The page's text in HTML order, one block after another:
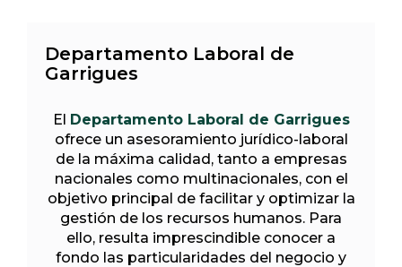
Departamento Laboral de
Garrigues
El Departamento Laboral de Garrigues
ofrece un asesoramiento jurídico-laboral
de la máxima calidad, tanto a empresas
nacionales como multinacionales, con el
objetivo principal de facilitar y optimizar la
gestión de los recursos humanos. Para
ello, resulta imprescindible conocer a
fondo las particularidades del negocio y